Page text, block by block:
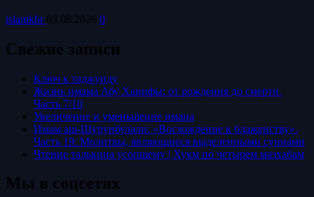
islamkbr 03.08.2026 0
Свежие записи
Ключ к таджуиду
Жизнь имама Абу Ханифы: от рождения до смерти.
Часть 7/10
Увеличение и уменьшение имана
Имам аш-Шурунбулали: «Восхождение к блаженству».
Часть 19: Молитвы, являющиеся выделенными суннами
Чтение талькина усопшему | Хукм по четырем мазхабам
Мы в соцсетях